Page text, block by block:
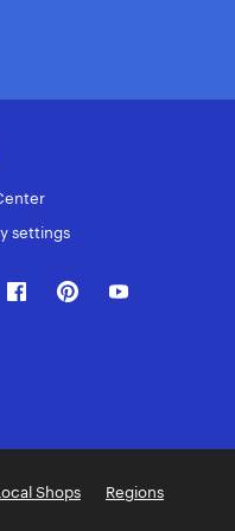
settings
FacebookPinterest
Shops Regions